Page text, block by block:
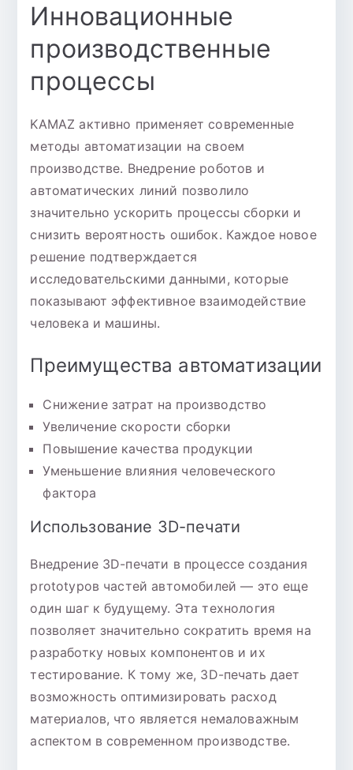
Инновационные
производственные
процессы
KAMAZ активно применяет современные
методы автоматизации на своем
производстве. Внедрение роботов и
автоматических линий позволило
значительно ускорить процессы сборки и
снизить вероятность ошибок. Каждое новое
решение подтверждается
исследовательскими данными, которые
показывают эффективное взаимодействие
человека и машины.
Преимущества автоматизации
Снижение затрат на производство
Увеличение скорости сборки
Повышение качества продукции
Уменьшение влияния человеческого
фактора
Использование 3D-печати
Внедрение 3D-печати в процессе создания
prototypов частей автомобилей — это еще
один шаг к будущему. Эта технология
позволяет значительно сократить время на
разработку новых компонентов и их
тестирование. К тому же, 3D-печать дает
возможность оптимизировать расход
материалов, что является немаловажным
аспектом в современном производстве.